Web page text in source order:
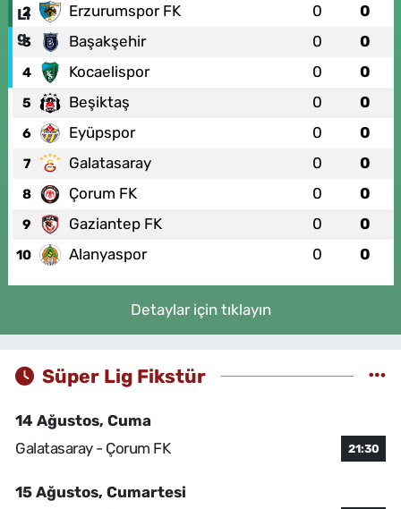
2 Erzurumspor FK 0 0
3 Başakşehir 0 0
4 Kocaelispor 0 0
5 Beşiktaş 0 0
6 Eyüpspor 0 0
7 Galatasaray 0 0
8 Çorum FK 0 0
9 Gaziantep FK 0 0
10 Alanyaspor 0 0
Detaylar için tıklayın
Süper Lig Fikstür
14 Ağustos, Cuma
Galatasaray - Çorum FK
21:30
15 Ağustos, Cumartesi